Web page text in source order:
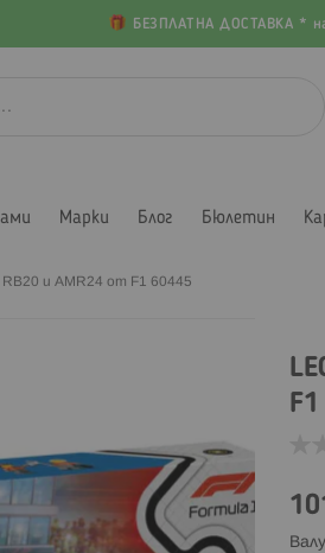
БЕЗПЛАТНА ДОСТАВКА *
Марки Блог Бюлетин
RB20 и AMR24 от F1 60445